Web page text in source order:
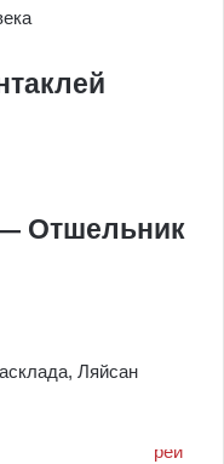
Отшельник
Ляйсан